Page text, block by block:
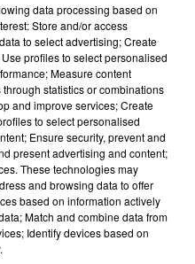
17 min 10 sec
data processing based on
Store and/or access
to select advertising; Create
profiles to select personalised
Measure content
statistics or combinations
and improve services; Create
to select personalised
Ensure security, prevent and
present advertising and content;
These technologies may
and browsing data to offer
based on information actively
Match and combine data from
Identify devices based on